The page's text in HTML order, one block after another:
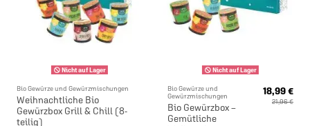
Nicht auf Lager
Bio Gewürze und Gewürzmischungen
Weihnachtliche Bio
Gewürzbox Grill & Chill (8-
teilig)
Nicht auf Lager
Bio Gewürze und
Gewürzmischungen
Bio Gewürzbox –
Gemütliche
18,99 €
21,96 €